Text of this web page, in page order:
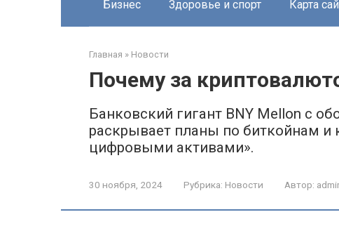
Бизнес Здоровье и спорт Карта
Главная » Новости
Почему за
Банковский гигант BNY Mellon с
раскрывает планы по биткойнам и
цифровыми активами».
30 ноября, 2024 Рубрика: Новости Автор: